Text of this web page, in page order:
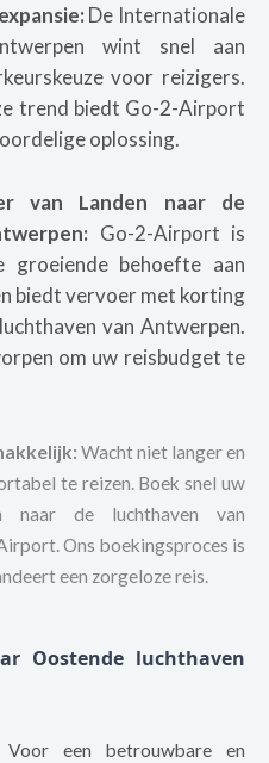
De Internationale
wint snel aan
voor reizigers.
trend biedt Go-2-Airport
oplossing.
van Landen naar de
Go-2-Airport is
groeiende behoefte aan
biedt vervoer met korting
van Antwerpen.
om uw reisbudget te
Wacht niet langer en
te reizen. Boek snel uw
naar de luchthaven van
Ons boekingsproces is
een zorgeloze reis.
Oostende luchthaven
Voor een betrouwbare en